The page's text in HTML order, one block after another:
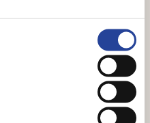
testet med 1,588 babyer.